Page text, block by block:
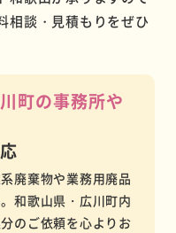
相談・見積もりをぜひ
町の事務所や
廃棄物や業務用廃品
和歌山県・広川町内
のご依頼を心よりお